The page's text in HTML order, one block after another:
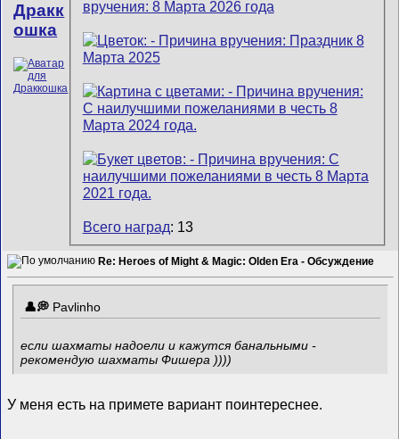
Дракк
ошка
Всего наград: 13
Re: Heroes of Might & Magic: Olden Era - Обсуждение
Pavlinho
если шахматы надоели и кажутся банальными -
рекомендую шахматы Фишера ))))
У меня есть на примете вариант поинтереснее.